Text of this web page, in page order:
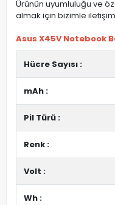
Ürünün uyumluluğu ve
almak için bizimle
Asus X45V Notebook
Hücre Sayısı :
mAh :
Pil Türü :
Renk :
Volt :
Wh :